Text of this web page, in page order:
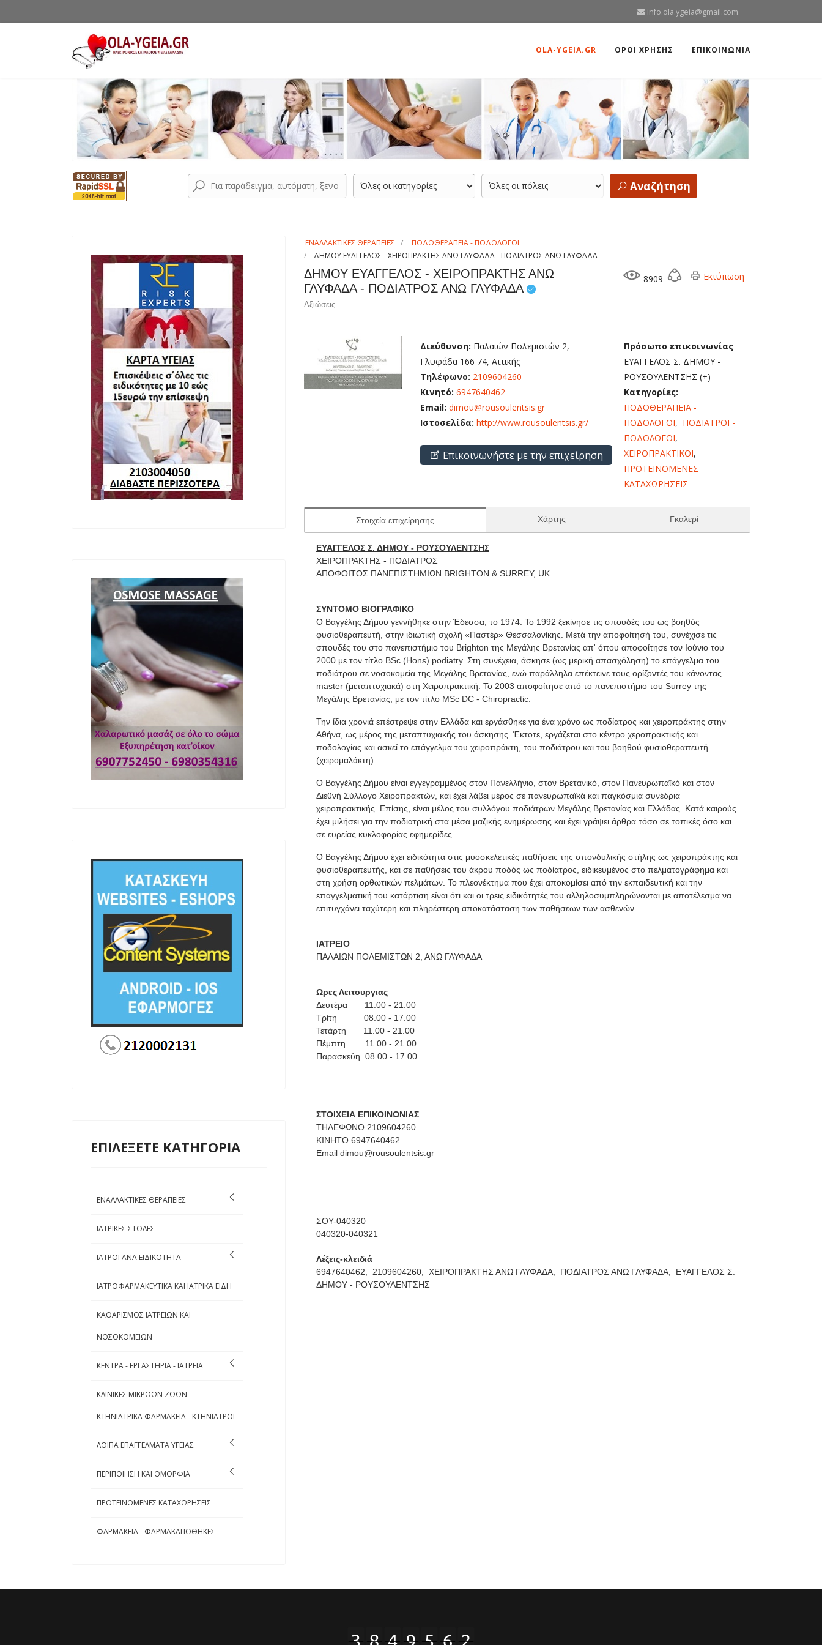
info.ola.ygeia@gmail.com
OLA-YGEIA.GR ΟΡΟΙ ΧΡΗΣΗΣ ΕΠΙΚΟΙΝΩΝΙΑ
Αναζήτηση
ΕΠΙΛΕΞΕΤΕ ΚΑΤΗΓΟΡΙΑ
ΕΝΑΛΛΑΚΤΙΚΕΣ ΘΕΡΑΠΕΙΕΣ
ΙΑΤΡΙΚΕΣ ΣΤΟΛΕΣ
ΙΑΤΡΟΙ ΑΝΑ ΕΙΔΙΚΟΤΗΤΑ
ΙΑΤΡΟΦΑΡΜΑΚΕΥΤΙΚΑ ΚΑΙ ΙΑΤΡΙΚΑ ΕΙΔΗ
ΚΑΘΑΡΙΣΜΟΣ ΙΑΤΡΕΙΩΝ ΚΑΙ
ΝΟΣΟΚΟΜΕΙΩΝ
ΚΕΝΤΡΑ - ΕΡΓΑΣΤΗΡΙΑ - ΙΑΤΡΕΙΑ
ΚΛΙΝΙΚΕΣ ΜΙΚΡΩΩΝ ΖΩΩΝ -
ΚΤΗΝΙΑΤΡΙΚΑ ΦΑΡΜΑΚΕΙΑ - ΚΤΗΝΙΑΤΡΟΙ
ΛΟΙΠΑ ΕΠΑΓΓΕΛΜΑΤΑ ΥΓΕΙΑΣ
ΠΕΡΙΠΟΙΗΣΗ ΚΑΙ ΟΜΟΡΦΙΑ
ΠΡΟΤΕΙΝΟΜΕΝΕΣ ΚΑΤΑΧΩΡΗΣΕΙΣ
ΦΑΡΜΑΚΕΙΑ - ΦΑΡΜΑΚΑΠΟΘΗΚΕΣ
ΕΝΑΛΛΑΚΤΙΚΕΣ ΘΕΡΑΠΕΙΕΣ
ΠΟΔΟΘΕΡΑΠΕΙΑ - ΠΟΔΟΛΟΓΟΙ
ΔΗΜΟΥ ΕΥΑΓΓΕΛΟΣ - ΧΕΙΡΟΠΡΑΚΤΗΣ ΑΝΩ ΓΛΥΦΑΔΑ - ΠΟΔΙΑΤΡΟΣ ΑΝΩ ΓΛΥΦΑΔΑ
ΔΗΜΟΥ ΕΥΑΓΓΕΛΟΣ - ΧΕΙΡΟΠΡΑΚΤΗΣ ΑΝΩ
ΓΛΥΦΑΔΑ - ΠΟΔΙΑΤΡΟΣ ΑΝΩ ΓΛΥΦΑΔΑ
Αξιώσεις
8909 Εκτύπωση
Διεύθυνση: Παλαιών Πολεμιστών 2,
Γλυφάδα 166 74, Αττικής
Τηλέφωνο: 2109604260
Κινητό: 6947640462
Email: dimou@rousoulentsis.gr
Ιστοσελίδα: http://www.rousoulentsis.gr/
Επικοινωνήστε με την επιχείρηση
Πρόσωπο επικοινωνίας
ΕΥΑΓΓΕΛΟΣ Σ. ΔΗΜΟΥ -
ΡΟΥΣΟΥΛΕΝΤΣΗΣ (+)
Κατηγορίες:
ΠΟΔΟΘΕΡΑΠΕΙΑ -
ΠΟΔΟΛΟΓΟΙ, ΠΟΔΙΑΤΡΟΙ -
ΠΟΔΟΛΟΓΟΙ,
ΧΕΙΡΟΠΡΑΚΤΙΚΟΙ,
ΠΡΟΤΕΙΝΟΜΕΝΕΣ
ΚΑΤΑΧΩΡΗΣΕΙΣ
Στοιχεία επιχείρησης Χάρτης Γκαλερί
ΕΥΑΓΓΕΛΟΣ Σ. ΔΗΜΟΥ - ΡΟΥΣΟΥΛΕΝΤΣΗΣ
ΧΕΙΡΟΠΡΑΚΤΗΣ - ΠΟΔΙΑΤΡΟΣ
ΑΠΟΦΟΙΤΟΣ ΠΑΝΕΠΙΣΤΗΜΙΩΝ BRIGHTON & SURREY, UK
ΣΥΝΤΟΜΟ ΒΙΟΓΡΑΦΙΚΟ
Ο Βαγγέλης Δήμου γεννήθηκε στην Έδεσσα, το 1974. Το 1992 ξεκίνησε τις σπουδές του ως βοηθός
φυσιοθεραπευτή, στην ιδιωτική σχολή «Παστέρ» Θεσσαλονίκης. Μετά την αποφοίτησή του, συνέχισε τις
σπουδές του στο πανεπιστήμιο του Brighton της Μεγάλης Βρετανίας απ' όπου αποφοίτησε τον Ιούνιο του
2000 με τον τίτλο BSc (Hons) podiatry. Στη συνέχεια, άσκησε (ως μερική απασχόληση) το επάγγελμα του
ποδιάτρου σε νοσοκομεία της Μεγάλης Βρετανίας, ενώ παράλληλα επέκτεινε τους ορίζοντές του κάνοντας
master (μεταπτυχιακά) στη Χειροπρακτική. Το 2003 αποφοίτησε από το πανεπιστήμιο του Surrey της
Μεγάλης Βρετανίας, με τον τίτλο MSc DC - Chiropractic.
Την ίδια χρονιά επέστρεψε στην Ελλάδα και εργάσθηκε για ένα χρόνο ως ποδίατρος και χειροπράκτης στην
Αθήνα, ως μέρος της μεταπτυχιακής του άσκησης. Έκτοτε, εργάζεται στο κέντρο χεροπρακτικής και
ποδολογίας και ασκεί το επάγγελμα του χειροπράκτη, του ποδιάτρου και του βοηθού φυσιοθεραπευτή
(χειρομαλάκτη).
Ο Βαγγέλης Δήμου είναι εγγεγραμμένος στον Πανελλήνιο, στον Βρετανικό, στον Πανευρωπαϊκό και στον
Διεθνή Σύλλογο Χειροπρακτών, και έχει λάβει μέρος σε πανευρωπαϊκά και παγκόσμια συνέδρια
χειροπρακτικής. Επίσης, είναι μέλος του συλλόγου ποδιάτρων Μεγάλης Βρετανίας και Ελλάδας. Κατά καιρούς
έχει μιλήσει για την ποδιατρική στα μέσα μαζικής ενημέρωσης και έχει γράψει άρθρα τόσο σε τοπικές όσο και
σε ευρείας κυκλοφορίας εφημερίδες.
Ο Βαγγέλης Δήμου έχει ειδικότητα στις μυοσκελετικές παθήσεις της σπονδυλικής στήλης ως χειροπράκτης και
φυσιοθεραπευτής, και σε παθήσεις του άκρου ποδός ως ποδίατρος, ειδικευμένος στο πελματογράφημα και
στη χρήση ορθωτικών πελμάτων. Το πλεονέκτημα που έχει αποκομίσει από την εκπαιδευτική και την
επαγγελματική του κατάρτιση είναι ότι και οι τρεις ειδικότητές του αλληλοσυμπληρώνονται με αποτέλεσμα να
επιτυγχάνει ταχύτερη και πληρέστερη αποκατάσταση των παθήσεων των ασθενών.
ΙΑΤΡΕΙΟ
ΠΑΛΑΙΩΝ ΠΟΛΕΜΙΣΤΩΝ 2, ΑΝΩ ΓΛΥΦΑΔΑ
Ωρες Λειτουργιας
Δευτέρα 11.00 - 21.00
Τρίτη 08.00 - 17.00
Τετάρτη 11.00 - 21.00
Πέμπτη 11.00 - 21.00
Παρασκεύη 08.00 - 17.00
ΣΤΟΙΧΕΙΑ ΕΠΙΚΟΙΝΩΝΙΑΣ
ΤΗΛΕΦΩΝΟ 2109604260
ΚΙΝΗΤΟ 6947640462
Email dimou@rousoulentsis.gr
ΣΟΥ-040320
040320-040321
Λέξεις-κλειδιά
6947640462,
2109604260, ΧΕΙΡΟΠΡΑΚΤΗΣ ΑΝΩ ΓΛΥΦΑΔΑ, ΠΟΔΙΑΤΡΟΣ ΑΝΩ ΓΛΥΦΑΔΑ,
ΕΥΑΓΓΕΛΟΣ Σ.
ΔΗΜΟΥ - ΡΟΥΣΟΥΛΕΝΤΣΗΣ